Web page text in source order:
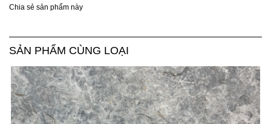
Chia sẻ sản phẩm này
SẢN PHẨM CÙNG LOẠI